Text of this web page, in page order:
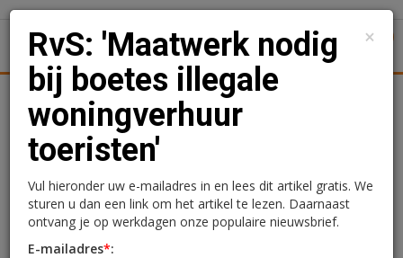
Logistiek Juridisch | Fiscaal Transacties
RvS: 'Maatwerk nodig bij
boetes illegale
woningverhuur toeristen'
×
RvS: 'Maatwerk nodig
bij boetes illegale
woningverhuur
toeristen'
Vul hieronder uw e-mailadres in en lees dit artikel gratis. We
sturen u dan een link om het artikel te lezen. Daarnaast
ontvang je op werkdagen onze populaire nieuwsbrief.
E-mailadres*: